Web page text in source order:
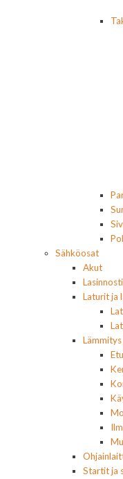
Sähköosat
Akut
Laturit ja
Startit ja